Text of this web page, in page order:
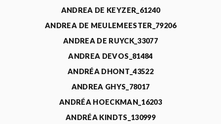
ANDREA DE KEYZER_61240
ANDREA DE MEULEMEESTER_79206
ANDREA DE RUYCK_33077
ANDREA DEVOS_81484
ANDRÉA DHONT_43522
ANDREA GHYS_78017
ANDRÉA HOECKMAN_16203
ANDRÉA KINDTS_130999